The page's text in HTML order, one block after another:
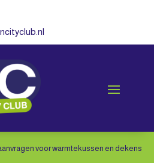
voor warmtekussen en dekens